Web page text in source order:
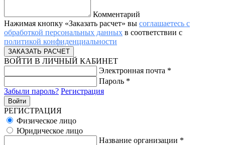
Комментарий
Нажимая кнопку «Заказать расчет» вы соглашаетесь с
обработкой персональных данных в соответствии с
политикой конфиденциальности
ВОЙТИ В ЛИЧНЫЙ КАБИНЕТ
Электронная почта *
Пароль *
Забыли пароль? Регистрация
РЕГИСТРАЦИЯ
Физическое лицо
Юридическое лицо
Название организации *